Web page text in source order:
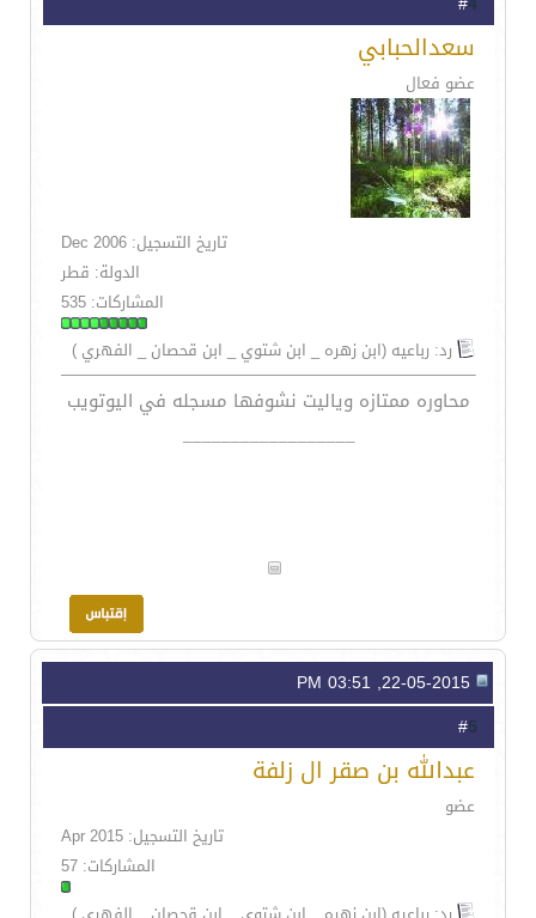
سعدالحبابي
عضو فعال
تاريخ التسجيل: Dec 2006
الدولة: قطر
المشاركات: 535
رد: رباعيه (ابن زهره _ ابن شتوي _ ابن قحصان _ الفهري )
محاوره ممتازه وياليت نشوفها مسجله في اليوتويب
__________________
5
عبدالله بن صقر ال زلفة
عضو
تاريخ التسجيل: Apr 2015
المشاركات: 57